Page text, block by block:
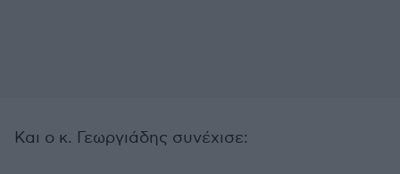
Και ο κ. Γεωργιάδης συνέχισε: